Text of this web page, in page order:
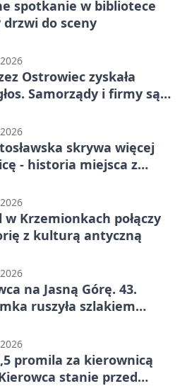
spotkanie w bibliotece
do sceny
Ostrowiec zyskała
Samorządy i firmy są
skrywa więcej
- historia miejsca z
w Krzemionkach połączy
z kulturą antyczną
na Jasną Górę. 43.
ruszyła szlakiem
promila za kierownicą
stanie przed